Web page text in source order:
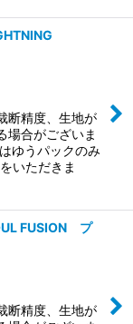
断精度、生地が
場合がございま
ゆうパックのみ
いただきま
FUSION プ
断精度、生地が